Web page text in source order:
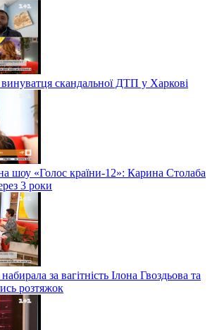
скандальної ДТП у Харкові
шоу «Голос країни-12»: Карина Столаба
3 роки
за вагітність Ілона Гвоздьова та
розтяжок